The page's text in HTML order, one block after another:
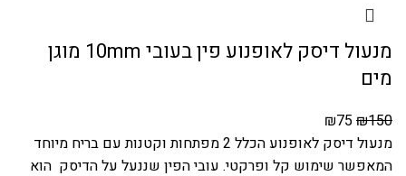
מנעול דיסק לאופנוע פין בעובי 10mm מוגן
מים
₪150
₪75
מנעול דיסק לאופנוע הכלל 2 מפתחות וקטנות עם בריח מיוחד
המאפשר שימוש קל ופרקטי. עובי הפין שננעל על הדיסק הוא